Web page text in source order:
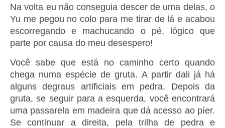
Na volta eu não conseguia descer de uma delas, o
Yu me pegou no colo para me tirar de lá e acabou
escorregando e machucando o pé, lógico que
parte por causa do meu desespero!
Você sabe que está no caminho certo quando
chega numa espécie de gruta. A partir dali já há
alguns degraus artificiais em pedra. Depois da
gruta, se seguir para a esquerda, você encontrará
uma passarela em madeira que dá acesso ao píer.
Se continuar a direita, pela trilha de pedra e